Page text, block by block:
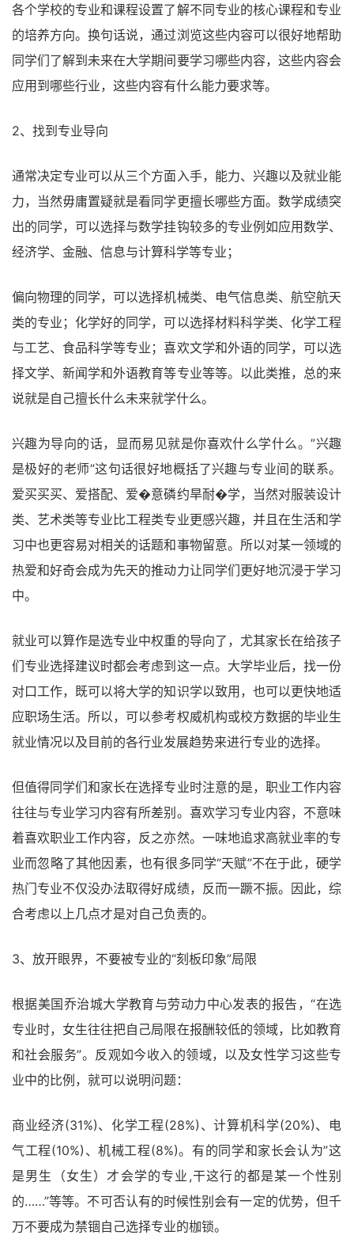
各个学校的专业和课程设置了解不同专业的核心课程和专业
的培养方向。换句话说，通过浏览这些内容可以很好地帮助
同学们了解到未来在大学期间要学习哪些内容，这些内容会
应用到哪些行业，这些内容有什么能力要求等。
2、找到专业导向
通常决定专业可以从三个方面入手，能力、兴趣以及就业能
力，当然毋庸置疑就是看同学更擅长哪些方面。数学成绩突
出的同学，可以选择与数学挂钩较多的专业例如应用数学、
经济学、金融、信息与计算科学等专业；
偏向物理的同学，可以选择机械类、电气信息类、航空航天
类的专业；化学好的同学，可以选择材料科学类、化学工程
与工艺、食品科学等专业；喜欢文学和外语的同学，可以选
择文学、新闻学和外语教育等专业等等。以此类推，总的来
说就是自己擅长什么未来就学什么。
兴趣为导向的话，显而易见就是你喜欢什么学什么。”兴趣
是极好的老师”这句话很好地概括了兴趣与专业间的联系。
爱买买买、爱搭配、爱�意磷约旱耐�学，当然对服装设计
类、艺术类等专业比工程类专业更感兴趣，并且在生活和学
习中也更容易对相关的话题和事物留意。所以对某一领域的
热爱和好奇会成为先天的推动力让同学们更好地沉浸于学习
中。
就业可以算作是选专业中权重的导向了，尤其家长在给孩子
们专业选择建议时都会考虑到这一点。大学毕业后，找一份
对口工作，既可以将大学的知识学以致用，也可以更快地适
应职场生活。所以，可以参考权威机构或校方数据的毕业生
就业情况以及目前的各行业发展趋势来进行专业的选择。
但值得同学们和家长在选择专业时注意的是，职业工作内容
往往与专业学习内容有所差别。喜欢学习专业内容，不意味
着喜欢职业工作内容，反之亦然。一味地追求高就业率的专
业而忽略了其他因素，也有很多同学“天赋”不在于此，硬学
热门专业不仅没办法取得好成绩，反而一蹶不振。因此，综
合考虑以上几点才是对自己负责的。
3、放开眼界，不要被专业的“刻板印象”局限
根据美国乔治城大学教育与劳动力中心发表的报告，“在选
专业时，女生往往把自己局限在报酬较低的领域，比如教育
和社会服务”。反观如今收入的领域，以及女性学习这些专
业中的比例，就可以说明问题：
商业经济(31%)、化学工程(28%)、计算机科学(20%)、电
气工程(10%)、机械工程(8%)。有的同学和家长会认为”这
是男生（女生）才会学的专业,干这行的都是某一个性别
的……”等等。不可否认有的时候性别会有一定的优势，但千
万不要成为禁锢自己选择专业的枷锁。